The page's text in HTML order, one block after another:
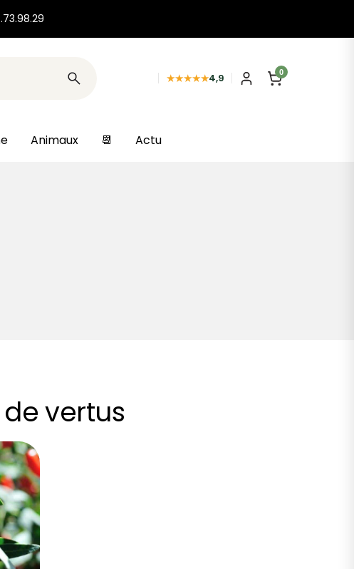
★★★★★4,9 0
Animaux 📆 Actu
vertus